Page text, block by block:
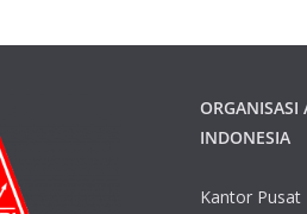
ORGANISASI
INDONESIA
Kantor Pusat